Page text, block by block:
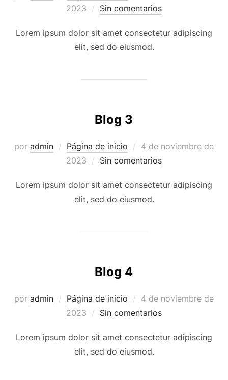
el
2023
Sin comentarios
Lorem ipsum dolor sit amet consectetur adipiscing
elit, sed do eiusmod.
Blog 3
por admin Página de inicio
Publicado
el
4 de noviembre de
2023
Sin comentarios
Lorem ipsum dolor sit amet consectetur adipiscing
elit, sed do eiusmod.
Blog 4
por admin Página de inicio
Publicado
el
4 de noviembre de
2023
Sin comentarios
Lorem ipsum dolor sit amet consectetur adipiscing
elit, sed do eiusmod.